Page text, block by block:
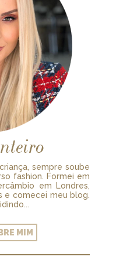
sempre soube
fashion. Formei em
em Londres,
e comecei meu blog.
MIM